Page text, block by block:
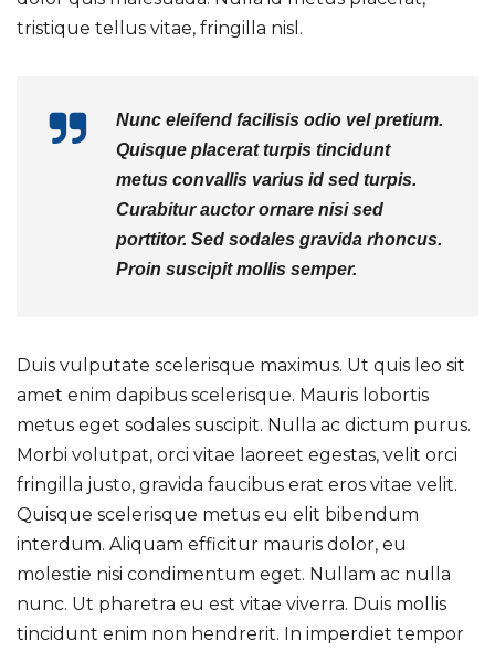
tristique tellus vitae, fringilla nisl.
Nunc eleifend facilisis odio vel pretium.
Quisque placerat turpis tincidunt
metus convallis varius id sed turpis.
Curabitur auctor ornare nisi sed
porttitor. Sed sodales gravida rhoncus.
Proin suscipit mollis semper.
Duis vulputate scelerisque maximus. Ut quis leo sit
amet enim dapibus scelerisque. Mauris lobortis
metus eget sodales suscipit. Nulla ac dictum purus.
Morbi volutpat, orci vitae laoreet egestas, velit orci
fringilla justo, gravida faucibus erat eros vitae velit.
Quisque scelerisque metus eu elit bibendum
interdum. Aliquam efficitur mauris dolor, eu
molestie nisi condimentum eget. Nullam ac nulla
nunc. Ut pharetra eu est vitae viverra. Duis mollis
tincidunt enim non hendrerit. In imperdiet tempor